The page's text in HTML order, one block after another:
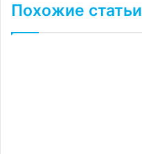
Похожие статьи